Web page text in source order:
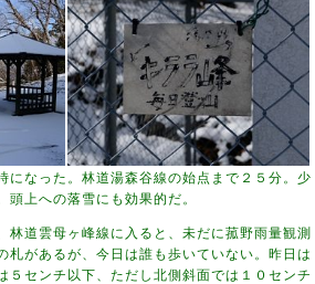
になった。林道湯森谷線の始点まで２５分。少
頭上への落雪にも効果的だ。
林道雲母ヶ峰線に入ると、未だに菰野雨量観測
札があるが、今日は誰も歩いていない。昨日は
５センチ以下、ただし北側斜面では１０センチ